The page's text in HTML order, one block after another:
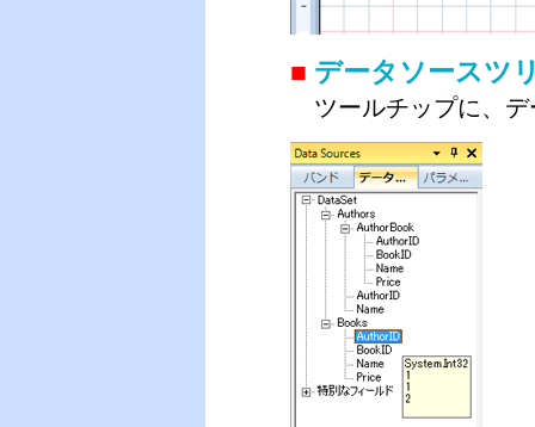
■ データソースツ
ツールチップに、